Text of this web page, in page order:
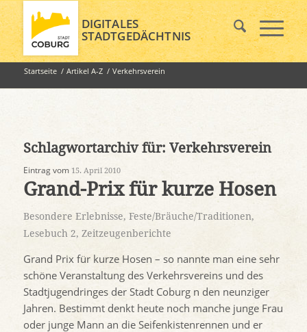
DIGITALES
STADTGEDÄCHTNIS
Startseite / Artikel A-Z / Verkehrsverein
Schlagwortarchiv für: Verkehrsverein
Eintrag vom 15. April 2010
Grand-Prix für kurze Hosen
Besondere Erlebnisse, Feste/Bräuche/Traditionen,
Lesebuch 2, Zeitzeugenberichte
Grand Prix für kurze Hosen – so nannte man eine sehr
schöne Veranstaltung des Verkehrsvereins und des
Stadtjugendringes der Stadt Coburg n den neunziger
Jahren. Bestimmt denkt heute noch manche junge Frau
oder junge Mann an die Seifenkistenrennen und er